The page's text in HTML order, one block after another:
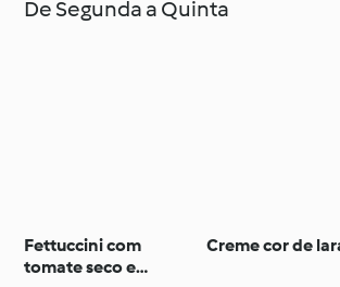
De Segunda a Quinta
Fettuccini com
tomate seco e
Creme cor de